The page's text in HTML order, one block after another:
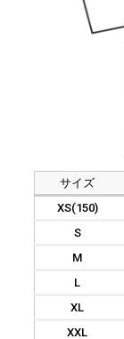
サイズ
XS(150)
S
M
L
XL
XXL